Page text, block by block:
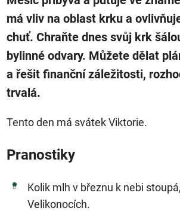
má vliv na oblast krku a
chuť. Chraňte dnes svůj krk
bylinné odvary. Můžete dělat
a řešit finanční záležitosti,
trvalá.
Tento den má svátek Viktorie.
Pranostiky
Kolik mlh v březnu k nebi
Velikonocích.